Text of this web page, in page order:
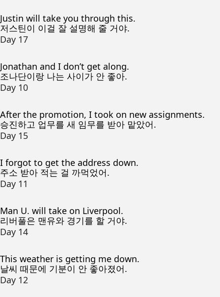
Justin will take you through this.
저스틴이 이걸 잘 설명해 줄 거야.
Day 17
Jonathan and I don’t get along.
조나단이랑 나는 사이가 안 좋아.
Day 10
After the promotion, I took on new assignments.
승진하고 업무를 새 임무를 받아 맡았어.
Day 15
I forgot to get the address down.
주소 받아 적는 걸 까먹었어.
Day 11
Man U. will take on Liverpool.
리버풀은 맨유와 경기를 할 거야.
Day 14
This weather is getting me down.
날씨 때문에 기분이 안 좋아졌어.
Day 12